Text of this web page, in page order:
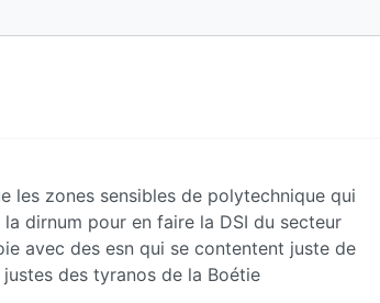
les zones sensibles de polytechnique qui
dirnum pour en faire la DSI du secteur
avec des esn qui se contentent juste de
des tyranos de la Boétie